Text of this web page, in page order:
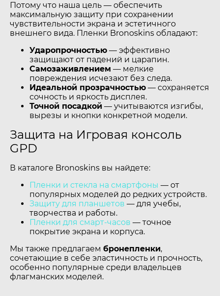
Потому что наша цель — обеспечить
максимальную защиту при сохранении
чувствительности экрана и эстетичного
внешнего вида. Пленки Bronoskins обладают:
Ударопрочностью — эффективно
защищают от падений и царапин.
Самозаживлением — мелкие
повреждения исчезают без следа.
Идеальной прозрачностью — сохраняется
сочность и яркость дисплея.
Точной посадкой — учитываются изгибы,
вырезы и кнопки конкретной модели.
Защита на Игровая консоль
GPD
В каталоге Bronoskins вы найдете:
Пленки и стекла на смартфоны — от
популярных моделей до редких устройств.
Защиту для планшетов — для учебы,
творчества и работы.
Пленки для смарт-часов — точное
покрытие экрана и корпуса.
Мы также предлагаем бронепленки,
сочетающие в себе эластичность и прочность,
особенно популярные среди владельцев
флагманских моделей.